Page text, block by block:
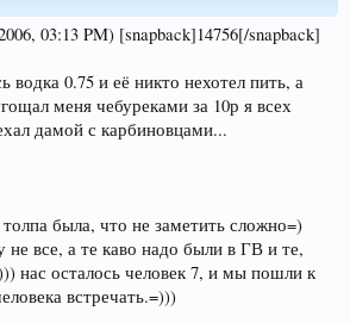
03:13 PM) [snapback]14756[/snapback]
водка 0.75 и её никто нехотел пить, а
меня чебуреками за 10р я всех
дамой с карбиновцами...
была, что не заметить сложно=)
не все, а те каво надо были в ГВ и те,
нас осталось человек 7, и мы пошли к
встречать.=)))